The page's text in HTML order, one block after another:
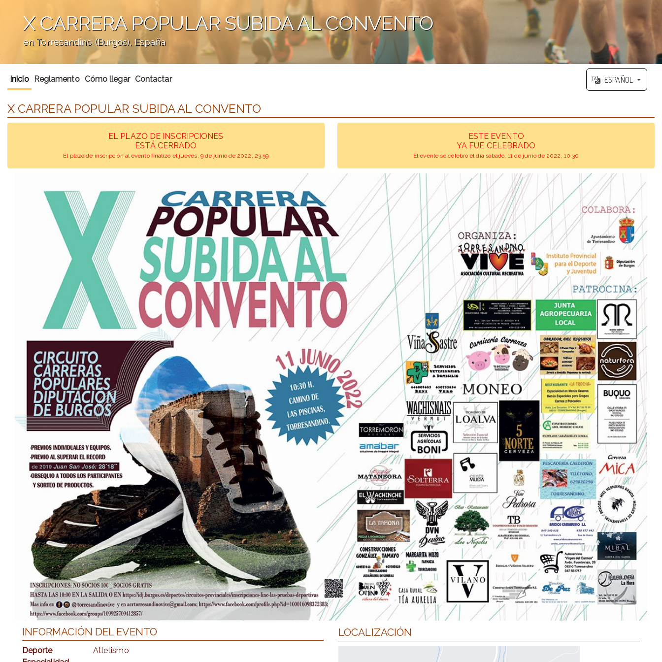
X CARRERA POPULAR SUBIDA AL CONVENTO
en Torresandino (Burgos), España
';
Inicio Reglamento Cómo llegar Contactar ESPAÑOL
X CARRERA POPULAR SUBIDA AL CONVENTO
EL PLAZO DE INSCRIPCIONES
ESTÁ CERRADO
El plazo de inscripción al evento finalizó el jueves, 9 de junio de 2022, 23:59
ESTE EVENTO
YA FUE CELEBRADO
El evento se celebró el día sábado, 11 de junio de 2022, 10:30
INFORMACIÓN DEL EVENTO
Deporte
Atletismo
LOCALIZACIÓN